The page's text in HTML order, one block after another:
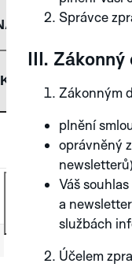
ALBATROS
APLOS
GRAPHIC
PŘÍBĚH
KONTAKT
PRODEJCI
KONTAKTUJTE NÁS
SERVIS
ZÁRUČNÍ
Správce
III.
Zákonným
plnění
oprávněný
Váš
a
službách
Účelem